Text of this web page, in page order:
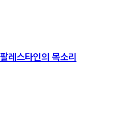
팔레스타인의 목소리